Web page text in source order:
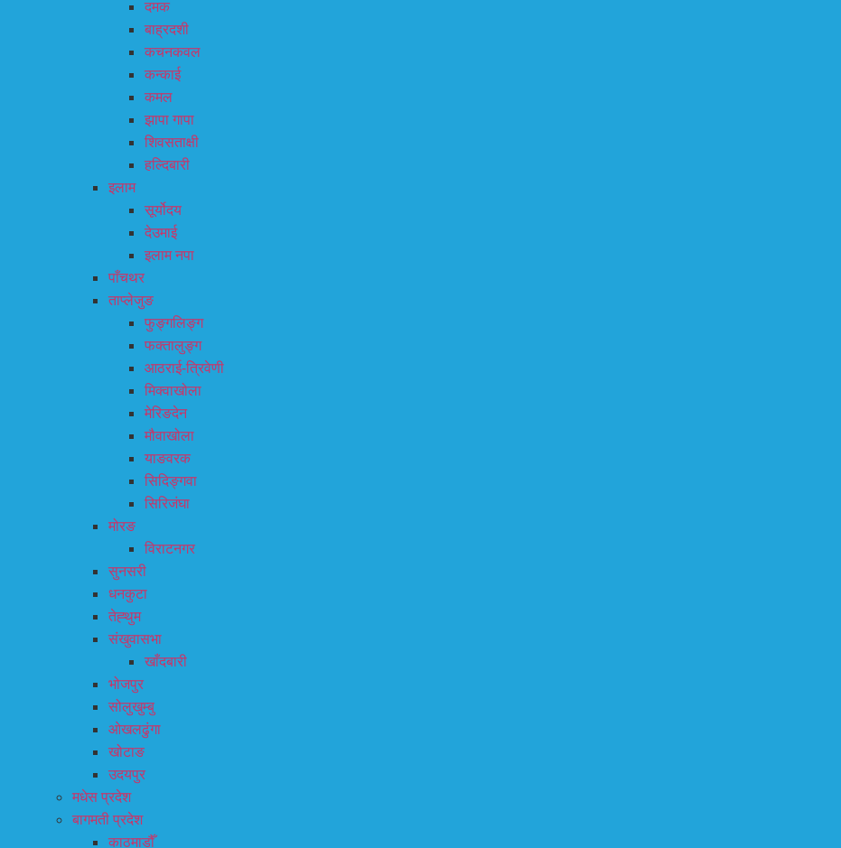
दमक
बाह्रदशी
कचनकवल
कन्काई
कमल
झापा गापा
शिवसताक्षी
हल्दिबारी
इलाम
सूर्योदय
देउमाई
इलाम नपा
पाँचथर
ताप्लेजुङ
फुङ्गलिङ्ग
फक्तालुङ्ग
आठराई-त्रिवेणी
मिक्वाखोला
मेरिङदेन
मौवाखोला
याङवरक
सिदिङ्गवा
सिरिजंघा
मोरङ
विराटनगर
सुनसरी
धनकुटा
तेह्थुम
संखुवासभा
खाँदबारी
भोजपुर
सोलुखुम्बु
ओखलढुंगा
खोटाङ
उदयपुर
मधेस प्रदेश
बागमती प्रदेश
काठमाडौँ